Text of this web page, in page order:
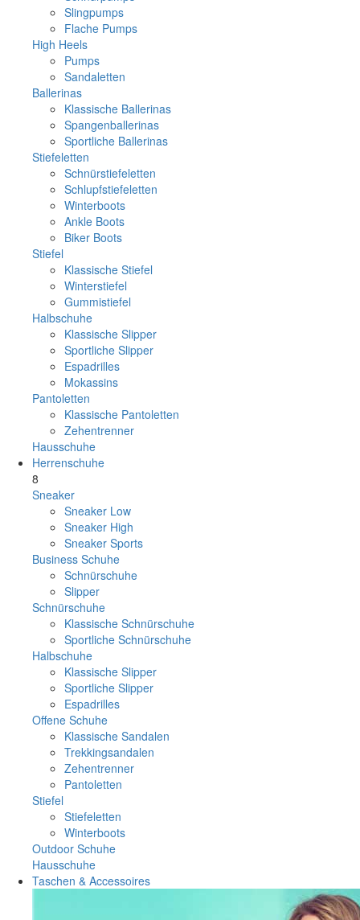
Slingpumps
Flache Pumps
High Heels
Pumps
Sandaletten
Ballerinas
Klassische Ballerinas
Spangenballerinas
Sportliche Ballerinas
Stiefeletten
Schnürstiefeletten
Schlupfstiefeletten
Winterboots
Ankle Boots
Biker Boots
Stiefel
Klassische Stiefel
Winterstiefel
Gummistiefel
Halbschuhe
Klassische Slipper
Sportliche Slipper
Espadrilles
Mokassins
Pantoletten
Klassische Pantoletten
Zehentrenner
Hausschuhe
Herrenschuhe
8
Sneaker
Sneaker Low
Sneaker High
Sneaker Sports
Business Schuhe
Schnürschuhe
Slipper
Schnürschuhe
Klassische Schnürschuhe
Sportliche Schnürschuhe
Halbschuhe
Klassische Slipper
Sportliche Slipper
Espadrilles
Offene Schuhe
Klassische Sandalen
Trekkingsandalen
Zehentrenner
Pantoletten
Stiefel
Stiefeletten
Winterboots
Outdoor Schuhe
Hausschuhe
Taschen & Accessoires